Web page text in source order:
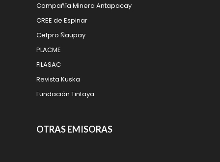
Compañía Minera Antapacay
CREE de Espinar
Cetpro Ñaupay
PLACME
FILASAC
Revista Kuska
Fundación Tintaya
OTRAS EMISORAS